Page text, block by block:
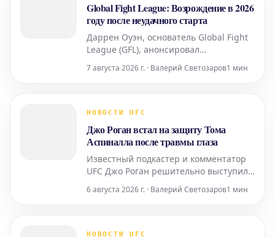
спокойствию, намекая на
неизбежность будущих поединко
Global Fight League: Возрождение в 2026
году после неудачного старта
Даррен Оуэн, основатель Global Fight
League (GFL), анонсировал
амбициозный план по перезапуску
лиги осенью 2026 года. Это решение
от заявленных ожиданий. Оуэн
попытка вывести GFL на рынок стол
7 августа 2026 г. · Валерий Светозаров1 мин
НОВОСТИ UFC
Джо Роган встал на защиту Тома
Аспиналла после травмы глаза
Известный подкастер и комментатор
UFC Джо Роган решительно выступил
в защиту бойца Тома Аспиналла,
столкнувшегося с критикой после
Аспиналл был вынужден отказаться от
6 августа 2026 г. · Валерий Светозаров1 мин
НОВОСТИ UFC